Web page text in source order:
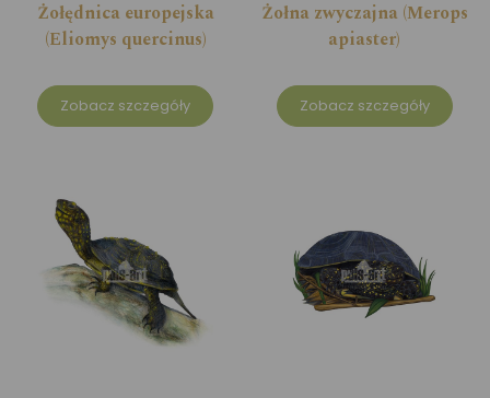
Żołędnica europejska
(Eliomys quercinus)
Zobacz szczegóły
Żołna zwyczajna (Merops
apiaster)
Zobacz szczegóły